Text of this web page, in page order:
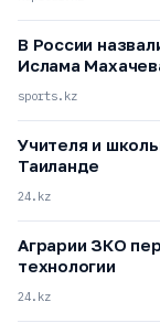
В России
Ислама
sports.kz
Учителя и
Таиланде
24.kz
Аграрии ЗКО
технологии
24.kz